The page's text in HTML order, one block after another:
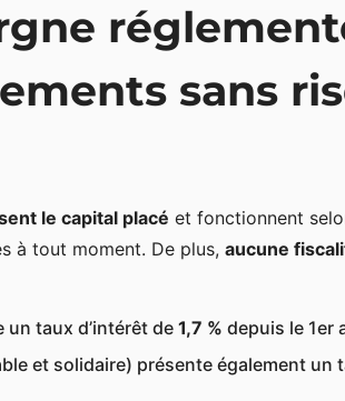
sans
le capital placé et fonctionnent
à tout moment. De plus,aucune
un taux d’intérêt de1,7 % depuis le 1er
et solidaire) présente également un